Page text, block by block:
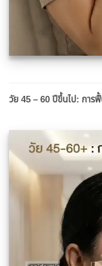
วัย 45 – 60 ปีขึ้นไป: การ